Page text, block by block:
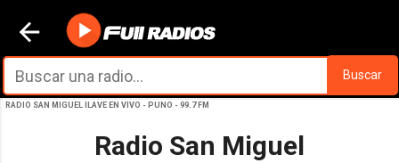
Ir al contenido principal
Buscar
RADIO SAN MIGUEL ILAVE EN VIVO - PUNO - 99.7 FM
Radio San Miguel